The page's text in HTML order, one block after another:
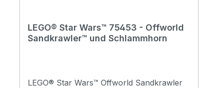
LEGO® Star Wars™ 75453 - Offworld
Sandkrawler™ und Schlammhorn
LEGO® Star Wars™ Offworld Sandkrawler